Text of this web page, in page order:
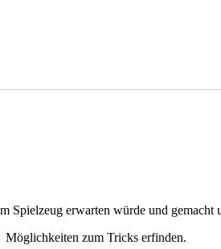
Spielzeug erwarten würde und gemacht
Möglichkeiten zum Tricks erfinden.